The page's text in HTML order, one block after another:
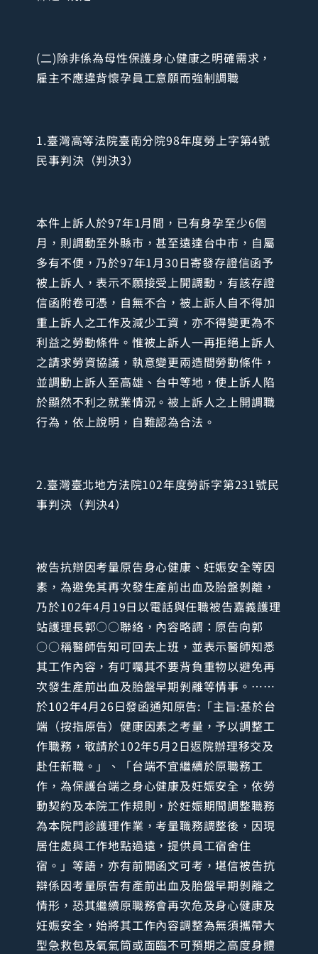
(二)除非係為母性保護身心健康之明確需求，
雇主不應違背懷孕員工意願而強制調職
1.臺灣高等法院臺南分院98年度勞上字第4號
民事判決（判決3）
本件上訴人於97年1月間，已有身孕至少6個
月，則調動至外縣市，甚至遠達台中市，自屬
多有不便，乃於97年1月30日寄發存證信函予
被上訴人，表示不願接受上開調動，有該存證
信函附卷可憑，自無不合，被上訴人自不得加
重上訴人之工作及減少工資，亦不得變更為不
利益之勞動條件。惟被上訴人一再拒絕上訴人
之請求勞資協議，執意變更兩造間勞動條件，
並調動上訴人至高雄、台中等地，使上訴人陷
於顯然不利之就業情況。被上訴人之上開調職
行為，依上說明，自難認為合法。
2.臺灣臺北地方法院102年度勞訴字第231號民
事判決（判決4）
被告抗辯因考量原告身心健康、妊娠安全等因
素，為避免其再次發生產前出血及胎盤剝離，
乃於102年4月19日以電話與任職被告嘉義護理
站護理長郭○○聯絡，內容略謂：原告向郭
○○稱醫師告知可回去上班，並表示醫師知悉
其工作內容，有叮囑其不要背負重物以避免再
次發生產前出血及胎盤早期剝離等情事。……
於102年4月26日發函通知原告:「主旨:基於台
端（按指原告）健康因素之考量，予以調整工
作職務，敬請於102年5月2日返院辦理移交及
赴任新職。」、「台端不宜繼續於原職務工
作，為保護台端之身心健康及妊娠安全，依勞
動契約及本院工作規則，於妊娠期間調整職務
為本院門診護理作業，考量職務調整後，因現
居住處與工作地點過遠，提供員工宿舍住
宿。」等語，亦有前開函文可考，堪信被告抗
辯係因考量原告有產前出血及胎盤早期剝離之
情形，恐其繼續原職務會再次危及身心健康及
妊娠安全，始將其工作內容調整為無須攜帶大
型急救包及氧氣筒或面臨不可預期之高度身體